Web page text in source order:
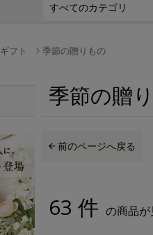
ギフト 季節の贈りもの
季節の贈
前のページへ戻る
63 件 の商品が